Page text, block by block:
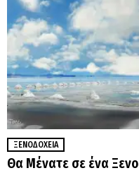
ΞΕΝΟΔΟΧΕΊΑ
Θα Μένατε σε ένα